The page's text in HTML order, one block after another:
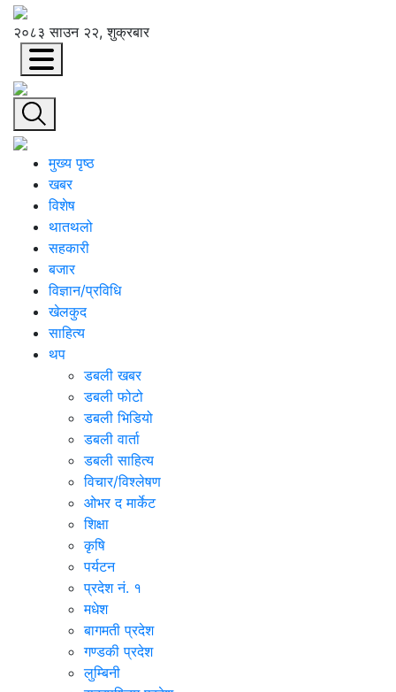
२०८३ साउन २२, शुक्रबार
मुख्य पृष्ठ
खबर
विशेष
थातथलो
सहकारी
बजार
विज्ञान/प्रविधि
खेलकुद
साहित्य
थप
डबली खबर
डबली फोटो
डबली भिडियो
डबली वार्ता
डबली साहित्य
विचार/विश्‍लेषण
ओभर द मार्केट
शिक्षा
कृषि
पर्यटन
प्रदेश नं. १
मधेश
बागमती प्रदेश
गण्डकी प्रदेश
लुम्बिनी